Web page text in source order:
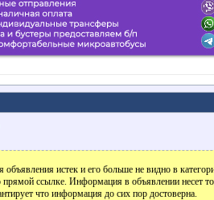
истек и его больше не видно в
прямой ссылке. Информация в объявлении несет
что информация до сих пор достоверна.